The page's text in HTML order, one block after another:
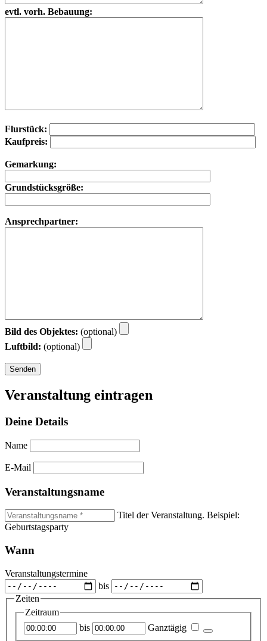
evtl. vorh. Bebauung:
Flurstück:
Kaufpreis:
Gemarkung:
Grundstücksgröße:
Ansprechpartner:
Bild des Objektes: (optional)
Luftbild: (optional)
Veranstaltung eintragen
Deine Details
Name
E-Mail
Veranstaltungsname
Titel der Veranstaltung. Beispiel:
Geburtstagsparty
Wann
Veranstaltungstermine
bis
Zeiten
Zeitraum
Startzeitpunkt bis Endzeitpunkt Ganztägig